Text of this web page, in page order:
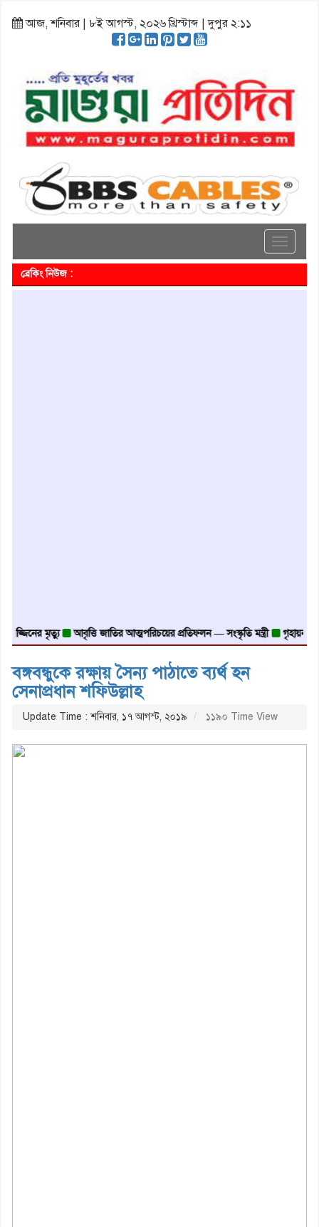
আজ, শনিবার | ৮ই আগস্ট, ২০২৬ খ্রিস্টাব্দ | দুপুর ২:১১
Toggle
ব্রেকিং নিউজ :
মৃত্যু আবৃত্তি জাতির আত্মপরিচয়ের প্রতিফলন — সংস্কৃতি মন্ত্রী গৃহায়ন ও গণপূর্ত
বঙ্গবন্ধুকে রক্ষায় সৈন্য পাঠাতে ব্যর্থ হন
সেনাপ্রধান শফিউল্লাহ
Update Time : শনিবার, ১৭ আগস্ট, ২০১৯ ১১৯০ Time View